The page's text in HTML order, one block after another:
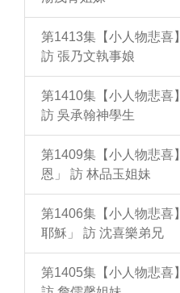
第1413集【小人物悲喜
訪 張乃文執事娘
第1410集【小人物悲喜
訪 吳承翰神學生
第1409集【小人物悲喜
恩」 訪 林品玉姐妹
第1406集【小人物悲喜
耶穌」 訪 沈喜樂弟兄
第1405集【小人物悲喜